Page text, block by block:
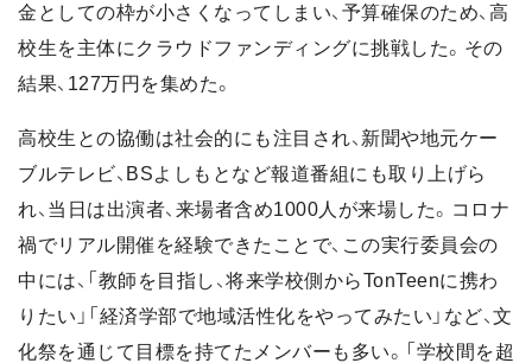
金としての枠が小さくなってしまい、予算確保のため、高
校生を主体にクラウドファンディングに挑戦した。その
結果、127万円を集めた。
高校生との協働は社会的にも注目され、新聞や地元ケー
ブルテレビ、BSよしもとなど報道番組にも取り上げら
れ、当日は出演者、来場者含め1000人が来場した。コロナ
禍でリアル開催を経験できたことで、この実行委員会の
中には、「教師を目指し、将来学校側からTonTeenに携わ
りたい」「経済学部で地域活性化をやってみたい」など、文
化祭を通じて目標を持てたメンバーも多い。「学校間を超